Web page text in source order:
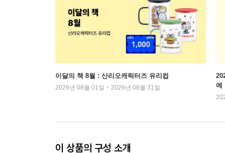
이달의 책 8월 : 산리오캐릭터즈 유리컵
2026년 08월 01일 ~ 2026년 08월 31일
예
이 상품의 구성 소개